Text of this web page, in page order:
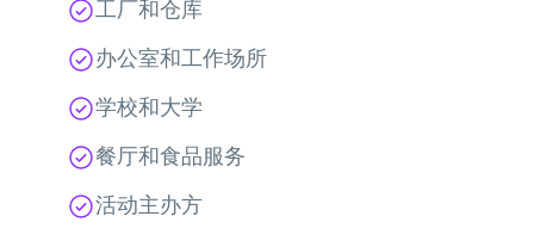
工厂和仓库
办公室和工作场所
学校和大学
餐厅和食品服务
活动主办方